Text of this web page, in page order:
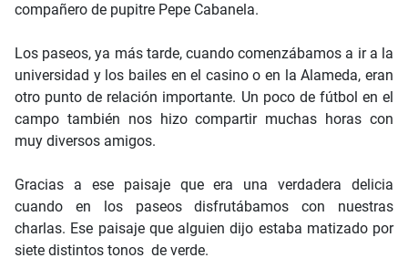
compañero de pupitre Pepe Cabanela.
Los paseos, ya más tarde, cuando comenzábamos a ir a la
universidad y los bailes en el casino o en la Alameda, eran
otro punto de relación importante. Un poco de fútbol en el
campo también nos hizo compartir muchas horas con
muy diversos amigos.
Gracias a ese paisaje que era una verdadera delicia
cuando en los paseos disfrutábamos con nuestras
charlas. Ese paisaje que alguien dijo estaba matizado por
siete distintos tonos de verde.